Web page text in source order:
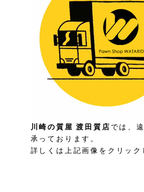
川崎の質屋 渡田質店 では、
承っております。
詳しくは上記画像をクリック